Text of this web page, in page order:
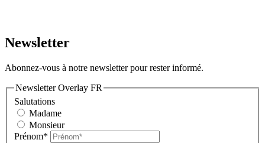
Newsletter
Abonnez-vous à notre newsletter pour rester informé.
Newsletter Overlay FR
Salutations
Madame
Monsieur
Prénom*